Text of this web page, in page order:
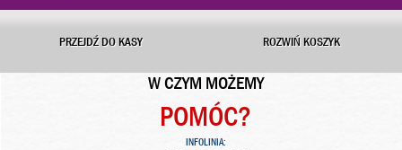
PRZEJDŹ DO KASY ROZWIŃ KOSZYK
W CZYM MOŻEMY
POMÓC?
INFOLINIA: